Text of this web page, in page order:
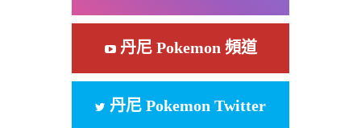
丹尼 Pokemon 頻道
丹尼 Pokemon Twitter